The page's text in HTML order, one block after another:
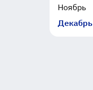
Ноябрь
Декабрь